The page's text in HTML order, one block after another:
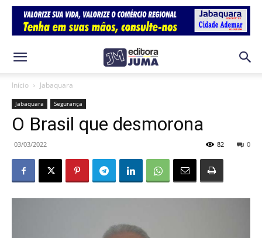
Início Jabaquara
Jabaquara Segurança
O Brasil que desmorona
03/03/2022 0
82